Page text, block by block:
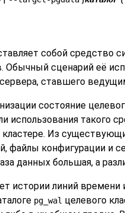
собой средство
Обычный сценарий её
ставшего
состояние
использования такого
Из
конфигурации и
данных большая, а
истории линий
pg_wal целевого